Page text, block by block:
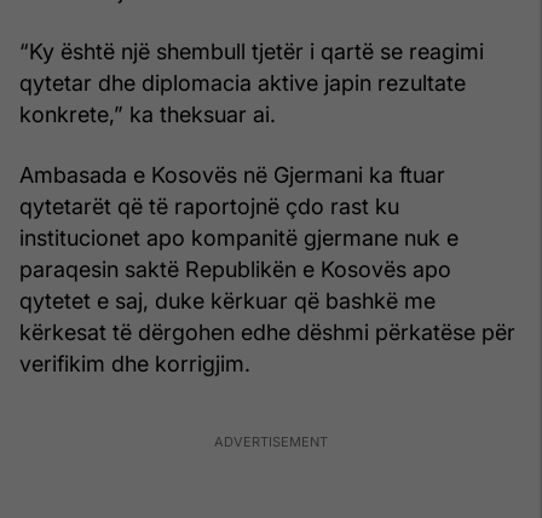
“Ky është një shembull tjetër i qartë se reagimi
qytetar dhe diplomacia aktive japin rezultate
konkrete,” ka theksuar ai.
Ambasada e Kosovës në Gjermani ka ftuar
qytetarët që të raportojnë çdo rast ku
institucionet apo kompanitë gjermane nuk e
paraqesin saktë Republikën e Kosovës apo
qytetet e saj, duke kërkuar që bashkë me
kërkesat të dërgohen edhe dëshmi përkatëse për
verifikim dhe korrigjim.